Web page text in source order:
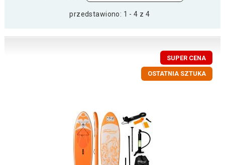
przedstawiono: 1 - 4 z 4
SUPER CENA
OSTATNIA SZTUKA